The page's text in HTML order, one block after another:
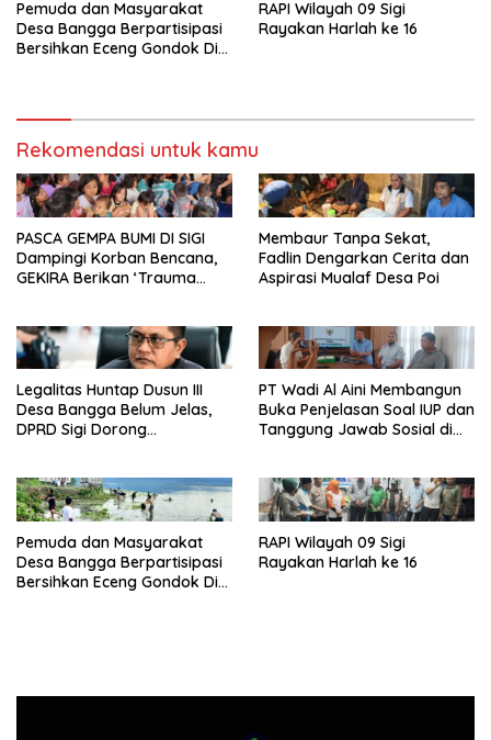
Pemuda dan Masyarakat
Desa Bangga Berpartisipasi
Bersihkan Eceng Gondok Di
RAPI Wilayah 09 Sigi
Rayakan Harlah ke 16
Rekomendasi untuk kamu
PASCA GEMPA BUMI DI SIGI
Dampingi Korban Bencana,
GEKIRA Berikan ‘Trauma
Membaur Tanpa Sekat,
Fadlin Dengarkan Cerita dan
Aspirasi Mualaf Desa Poi
Legalitas Huntap Dusun III
Desa Bangga Belum Jelas,
DPRD Sigi Dorong
PT Wadi Al Aini Membangun
Buka Penjelasan Soal IUP dan
Tanggung Jawab Sosial di
Pemuda dan Masyarakat
Desa Bangga Berpartisipasi
Bersihkan Eceng Gondok Di
RAPI Wilayah 09 Sigi
Rayakan Harlah ke 16